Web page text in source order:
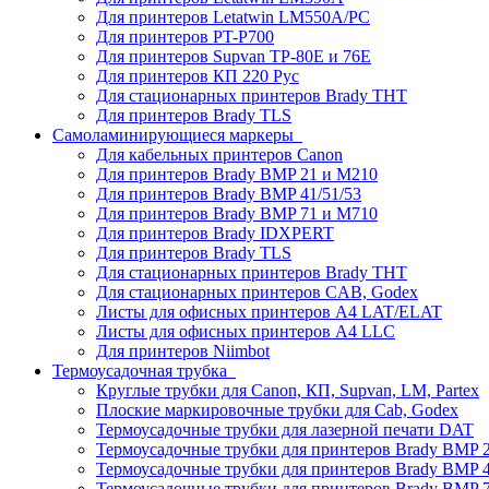
Для принтеров Letatwin LM550A/PC
Для принтеров PT-P700
Для принтеров Supvan TP-80E и 76E
Для принтеров КП 220 Рус
Для стационарных принтеров Brady THT
Для принтеров Brady TLS
Самоламинирующиеся маркеры
Для кабельных принтеров Canon
Для принтеров Brady BMP 21 и M210
Для принтеров Brady BMP 41/51/53
Для принтеров Brady BMP 71 и M710
Для принтеров Brady IDXPERT
Для принтеров Brady TLS
Для стационарных принтеров Brady THT
Для стационарных принтеров CAB, Godex
Листы для офисных принтеров А4 LAT/ELAT
Листы для офисных принтеров А4 LLC
Для принтеров Niimbot
Термоусадочная трубка
Круглые трубки для Canon, КП, Supvan, LM, Partex
Плоские маркировочные трубки для Cab, Godex
Термоусадочные трубки для лазерной печати DAT
Термоусадочные трубки для принтеров Brady BMP
Термоусадочные трубки для принтеров Brady BMP